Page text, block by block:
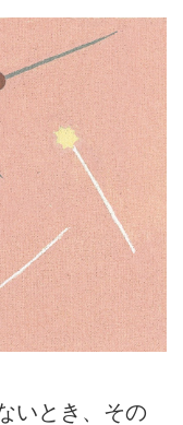
いとき、その